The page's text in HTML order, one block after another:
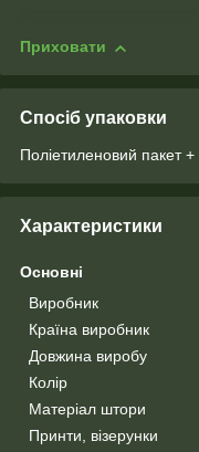
Приховати
Спосіб упаковки
Поліетиленовий пакет +
Характеристики
Основні
Виробник
Країна виробник
Довжина виробу
Колір
Матеріал штори
Принти, візерунки